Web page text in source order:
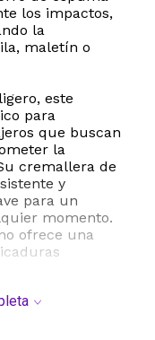
los impactos,
la
maletín o
este
para
que buscan
la
cremallera de
y
para un
momento.
ofrece una
con una